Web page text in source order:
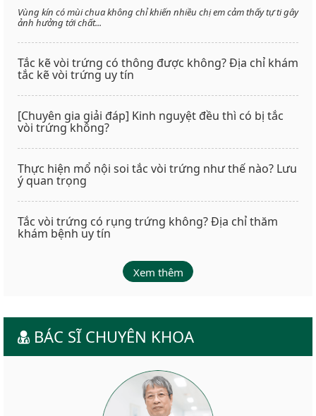
Vùng kín có mùi chua không chỉ khiến nhiều chị em cảm thấy tự ti gây
ảnh hưởng tới chất...
Tắc kẽ vòi trứng có thông được không? Địa chỉ khám
tắc kẽ vòi trứng uy tín
[Chuyên gia giải đáp] Kinh nguyệt đều thì có bị tắc
vòi trứng không?
Thực hiện mổ nội soi tắc vòi trứng như thế nào? Lưu
ý quan trọng
Tắc vòi trứng có rụng trứng không? Địa chỉ thăm
khám bệnh uy tín
Xem thêm
BÁC SĨ CHUYÊN KHOA